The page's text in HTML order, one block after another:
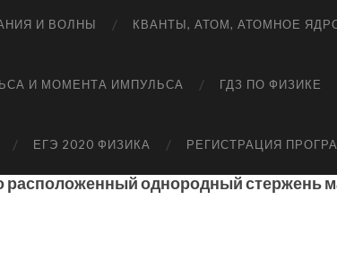
И ВОЛНЫ КВАНТЫ, АТОМ, АТОМНОЕ
И МОМЕНТА ИМПУЛЬСА ГДЗ ПО ФИЗИКЕ
ЕГЭ 2020 ФИЗИКА РЕГИСТРАЦИЯ
расположенный однородный стержень